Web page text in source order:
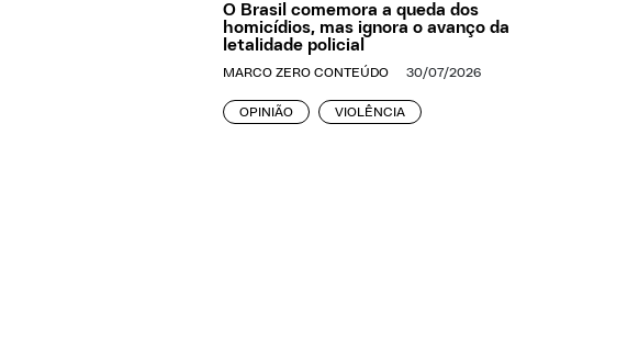
O Brasil comemora a queda dos
homicídios, mas ignora o avanço da
letalidade policial
MARCO ZERO CONTEÚDO 30/07/2026
OPINIÃO VIOLÊNCIA